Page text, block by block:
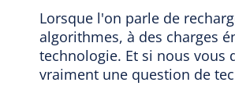
Lorsque l'on parle de
algorithmes, à des charges
technologie. Et si nous vous
vraiment une question de